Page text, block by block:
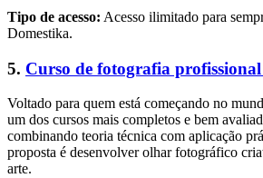
Tipo de acesso: Acesso ilimitado para
Domestika.
5. Curso de fotografia
Voltado para quem está começando no
um dos cursos mais completos e bem
combinando teoria técnica com aplicação
proposta é desenvolver olhar fotográfico
arte.